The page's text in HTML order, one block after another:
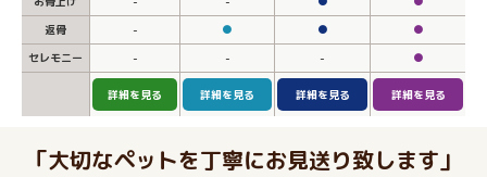
返骨
- ● ●
●
セレモニー
- - - ●
詳細を見る 詳細を見る 詳細を見る 詳細を見る
「大切なペットを丁寧にお見送り致します」